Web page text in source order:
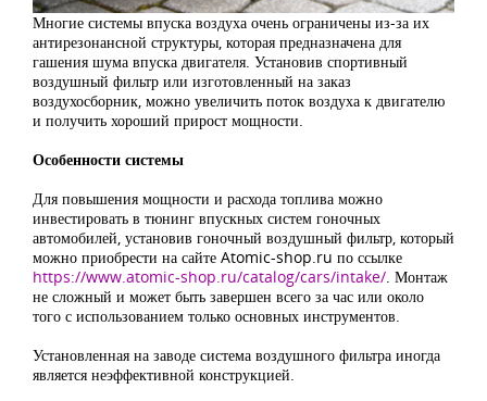
Многие системы впуска воздуха очень ограничены из-за их
антирезонансной структуры, которая предназначена для
гашения шума впуска двигателя. Установив спортивный
воздушный фильтр или изготовленный на заказ
воздухосборник, можно увеличить поток воздуха к двигателю
и получить хороший прирост мощности.
Особенности системы
Для повышения мощности и расхода топлива можно
инвестировать в тюнинг впускных систем гоночных
автомобилей, установив гоночный воздушный фильтр, который
можно приобрести на сайте Atomic-shop.ru по ссылке
https://www.atomic-shop.ru/catalog/cars/intake/ . Монтаж
не сложный и может быть завершен всего за час или около
того с использованием только основных инструментов.
Установленная на заводе система воздушного фильтра иногда
является неэффективной конструкцией.